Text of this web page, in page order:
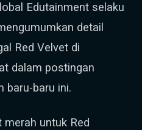
Edutainment selaku
detail
Red Velvet di
dalam postingan
baru-baru ini.
untuk Red